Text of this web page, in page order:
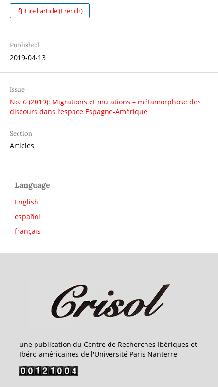
Lire l'article (French)
Published
2019-04-13
Issue
No. 6 (2019): Migrations et mutations – métamorphose des
discours dans l’espace Espagne-Amérique
Section
Articles
Language
English
español
français
une publication du Centre de Recherches Ibériques et
Ibéro-américaines de l'Université Paris Nanterre